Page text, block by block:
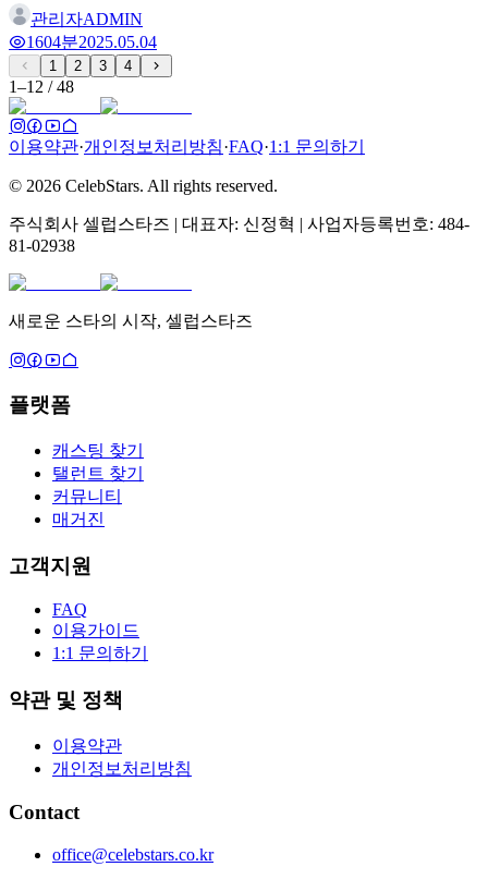
관리자ADMIN
1604분2025.05.04
1 2 3 4
1–12 /48
이용약관·개인정보처리방침·FAQ·1:1 문의하기
© 2026 CelebStars. All rights reserved.
주식회사 셀럽스타즈 | 대표자: 신정혁 | 사업자등록번호: 484-
81-02938
새로운 스타의 시작, 셀럽스타즈
플랫폼
캐스팅 찾기
탤런트 찾기
커뮤니티
매거진
고객지원
FAQ
이용가이드
1:1 문의하기
약관 및 정책
이용약관
개인정보처리방침
Contact
office@celebstars.co.kr